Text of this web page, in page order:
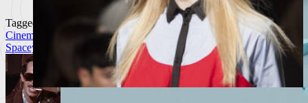
Tagged
Cinema IndependenteJonathan Levine Joseph Gordon-LevittKevin
Spacey
Seth Rogen